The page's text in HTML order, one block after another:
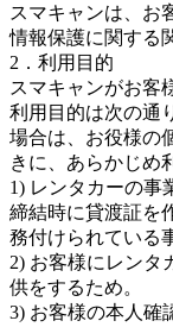
スマキャンは、お
情報保護に関する
2．利用目的
スマキャンがお客
利用目的は次の通
場合は、お役様の
きに、あらかじめ
1) レンタカーの事
締結時に貸渡証を
務付けられている
2) お客様にレンタ
供をするため。
3) お客様の本人確